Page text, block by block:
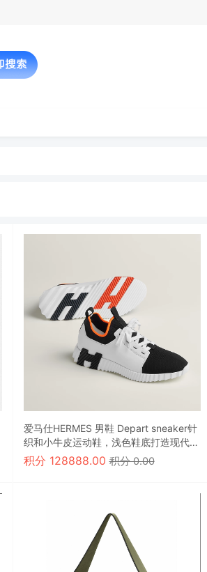
爱马仕HERMES 男鞋 Depart sneaker针
织和小牛皮运动鞋，浅色鞋底打造现代运
动外观
积分 128888.00积分 0.00